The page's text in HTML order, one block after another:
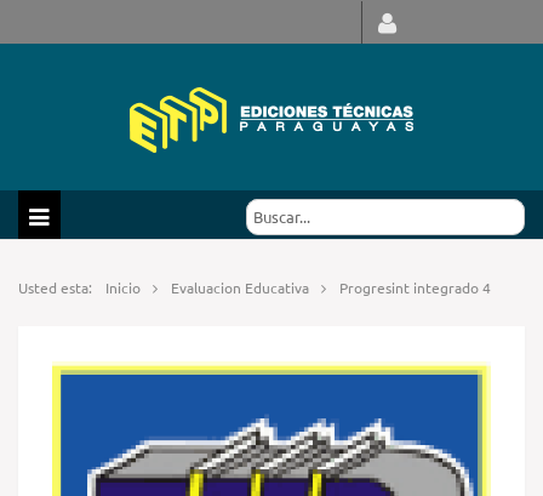
Usted esta: Inicio Evaluacion Educativa Progresint integrado 4